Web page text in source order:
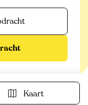
Kaart